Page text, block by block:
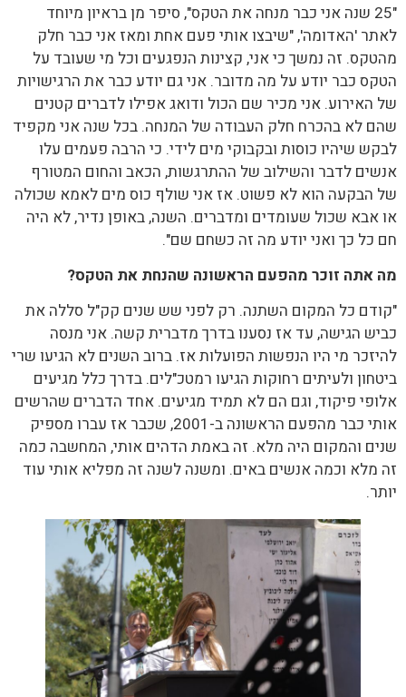
"25 שנה אני כבר מנחה את הטקס", סיפר מן בראיון מיוחד
לאתר 'האדומה', "שיבצו אותי פעם אחת ומאז אני כבר חלק
מהטקס. זה נמשך כי אני, קצינות הנפגעים וכל מי שעובד על
הטקס כבר יודע על מה מדובר. אני גם יודע כבר את הרגישויות
של האירוע. אני מכיר שם הכול ודואג אפילו לדברים קטנים
שהם לא בהכרח חלק העבודה של המנחה. בכל שנה אני מקפיד
לבקש שיהיו כוסות ובקבוקי מים לידי. כי הרבה פעמים עלו
אנשים לדבר והשילוב של ההתרגשות, הכאב והחום המטורף
של הבקעה הוא לא פשוט. אז אני שולף כוס מים לאמא שכולה
או אבא שכול שעומדים ומדברים. השנה, באופן נדיר, לא היה
חם כל כך ואני יודע מה זה כשחם שם".
מה אתה זוכר מהפעם הראשונה שהנחת את הטקס?
"קודם כל המקום השתנה. רק לפני שש שנים קק"ל סללה את
כביש הגישה, עד אז נסענו בדרך מדברית קשה. אני מנסה
להיזכר מי היו הנפשות הפועלות אז. ברוב השנים לא הגיעו שרי
ביטחון ולעיתים רחוקות הגיעו רמטכ"לים. בדרך כלל מגיעים
אלופי פיקוד, וגם הם לא תמיד מגיעים. אחד הדברים שהרשים
אותי כבר מהפעם הראשונה ב-2001, שכבר אז עברו מספיק
שנים והמקום היה מלא. זה באמת הדהים אותי, המחשבה כמה
זה מלא וכמה אנשים באים. ומשנה לשנה זה מפליא אותי עוד
יותר.